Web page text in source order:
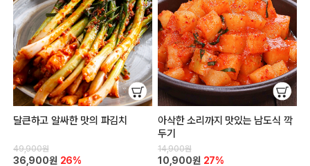
달큰하고 알싸한 맛의 파김치
49,900원
36,900원 26%
아삭한 소리까지 맛있는 남도식 깍
두기
14,900원
10,900원 27%